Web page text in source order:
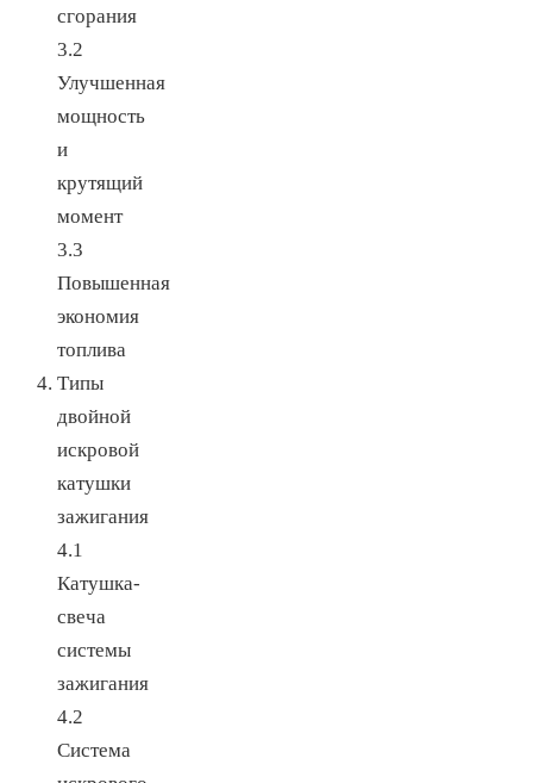
сгорания
3.2
Улучшенная
мощность
и
крутящий
момент
3.3
Повышенная
экономия
топлива
Типы
двойной
искровой
катушки
зажигания
4.1
Катушка-
свеча
системы
зажигания
4.2
Система